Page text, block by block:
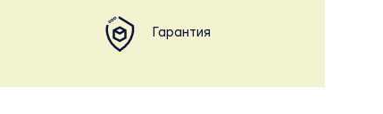
Гарантия